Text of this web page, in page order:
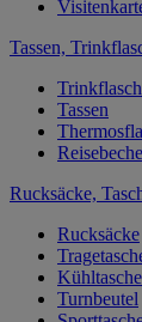
Tassen,
Tassen
Rucksäcke,
Rucksäcke
Turnbeutel